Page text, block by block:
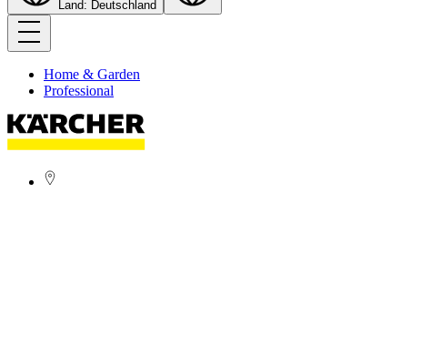
Land: Deutschland
Home & Garden
Professional